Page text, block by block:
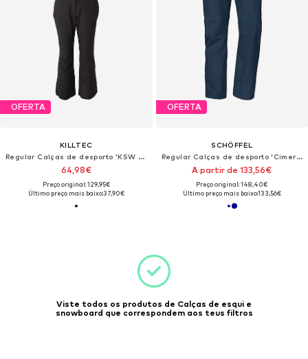
OFERTA
KILLTEC
Regular Calças de desporto 'KSW 249 ERIELLE'
64,98€
Preço original: 129,95€
Último preço mais baixo:37,90€
OFERTA
SCHÖFFEL
Regular Calças de desporto 'Cimerlo'
A partir de 133,56€
Preço original: 148,40€
Último preço mais baixo:133,56€
Viste todos os produtos de Calças de esqui e
snowboard que correspondem aos teus filtros